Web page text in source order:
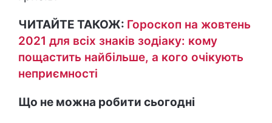
ЧИТАЙТЕ ТАКОЖ: Гороскоп на жовтень
2021 для всіх знаків зодіаку: кому
пощастить найбільше, а кого очікують
неприємності
Що не можна робити сьогодні